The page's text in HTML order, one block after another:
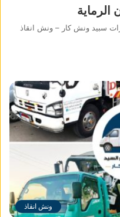
سبيد ونش كار – ونش انقاذ
ونش انقاذ